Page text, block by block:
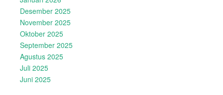
Desember 2025
November 2025
Oktober 2025
September 2025
Agustus 2025
Juli 2025
Juni 2025